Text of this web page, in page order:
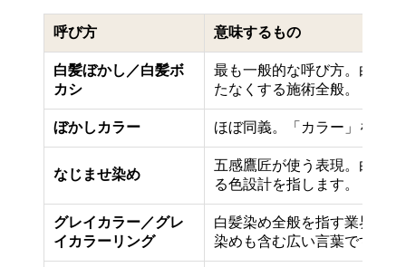
呼び方 意味するもの
白髪ぼかし／白髪ボ
カシ
最も一般的な呼び方。白髪
たなくする施術全般。
ぼかしカラー ほぼ同義。「カラー」を強
なじませ染め
五感鷹匠が使う表現。白髪
る色設計を指します。
グレイカラー／グレ
イカラーリング
白髪染め全般を指す業界用
染めも含む広い言葉です。